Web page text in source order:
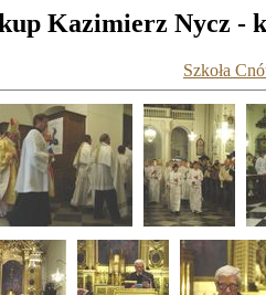
Kazimierz Nycz -
Szkoła